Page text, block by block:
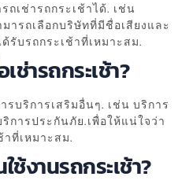
เช่ารถกระเช้าได้. เช่น
ารถเลือกบริษัทที่มีชื่อเสียงและ
รับรถกระเช้าที่เหมาะสม.
ช่ารถกระเช้า?
รบริการเสริมอื่นๆ. เช่น บริการ
การประกันภัย.เพื่อให้แน่ใจว่า
ที่เหมาะสม.
งานรถกระเช้า?